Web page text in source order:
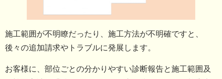
施工範囲が不明瞭だったり、施工方法が不明確ですと、
後々の追加請求やトラブルに発展します。
お客様に、部位ごとの分かりやすい診断報告と施工範囲及